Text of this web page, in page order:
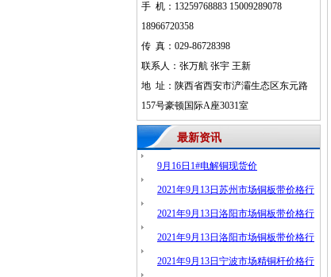
手 机：13259768883 15009289078
18966720358
传 真：029-86728398
联系人：张万航 张宇 王新
地 址：陕西省西安市浐灞生态区东元路
157号豪顿国际A座3031室
最新资讯
9月16日1#电解铜现货价
2021年9月13日苏州市场铜板带价格行
情
2021年9月13日洛阳市场铜板带价格行
情
2021年9月13日洛阳市场铜板带价格行
情
2021年9月13日宁波市场精铜杆价格行